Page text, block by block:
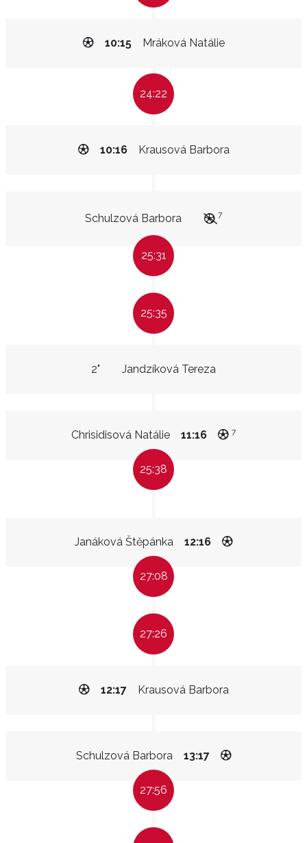
Mráková Natálie
10:15
24:22
Krausová Barbora
10:16
Schulzová Barbora 7
25:31
25:35
Jandzíková Tereza
2"
Chrisidisová Natálie 11:16 7
25:38
Janáková Štěpánka 12:16
27:08
27:26
Krausová Barbora
12:17
Schulzová Barbora 13:17
27:56